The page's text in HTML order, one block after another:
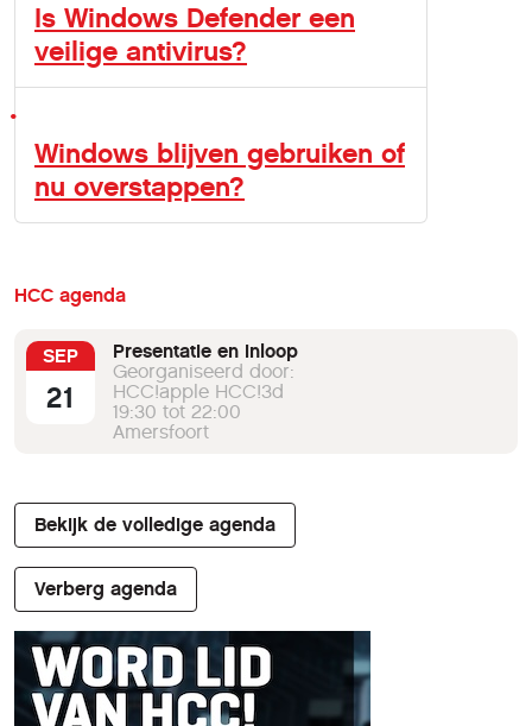
Is Windows Defender een
veilige antivirus?
Windows blijven gebruiken of
nu overstappen?
HCC agenda
SEP
21
Presentatie en inloop
Georganiseerd door:
HCC!apple HCC!3d
19:30 tot 22:00
Amersfoort
Bekijk de volledige agenda
Verberg agenda